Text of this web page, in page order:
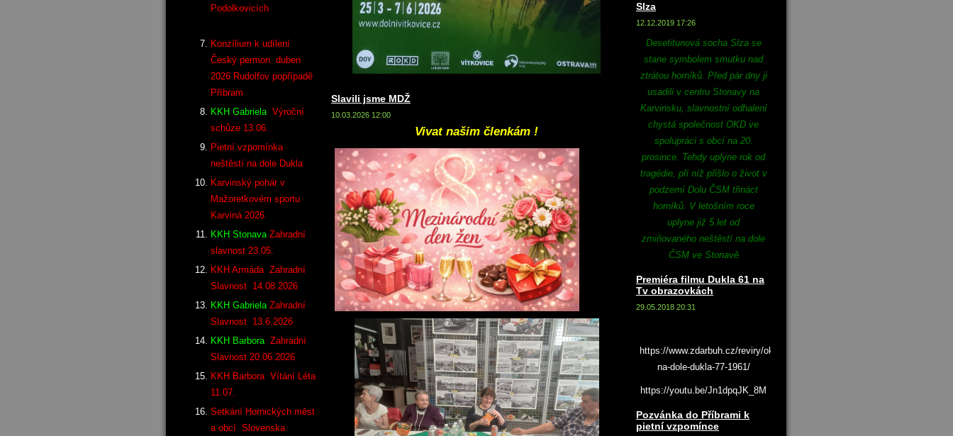
Slavili jsme MDŽ
10.03.2026 12:00
Vivat našim členkám !
Slza
12.12.2019 17:26
Desetitunová socha Slza se
stane symbolem smutku nad
ztrátou horníků. Před pár dny ji
usadili v centru Stonavy na
Karvinsku, slavnostní odhalení
chystá společnost OKD ve
spolupráci s obcí na 20.
prosince. Tehdy uplyne rok od
tragédie, při níž přišlo o život v
podzemí Dolu ČSM třináct
horníků. V letošním roce
uplyne již 5.let od
zmiňovaného neštěstí na dole
ČSM ve Stonavě
Premiéra filmu Dukla 61 na
Tv obrazovkách
29.05.2018 20:31
https://www.zdarbuh.cz/reviry/okd/katastrofa-
na-dole-dukla-77-1961/
https://youtu.be/Jn1dpqJK_8M
Pozvánka do Příbrami k
pietní vzpomínce
Podolkovicích
Konzílium k udílení
Český permon duben
2026 Rudolfov popřípadě
Příbram
KKH Gabriela Výroční
schůze 13.06.
Pietní vzpomínka
neštěstí na dole Dukla
Karvinský pohár v
Mažoretkovém sportu
Karviná 2026
KKH StonavaZahradní
slavnost 23.05.
KKH Armáda Zahradní
Slavnost 14.08.2026
KKH GabrielaZahradní
Slavnost 13.6.2026
KKH Barbora Zahradní
Slavnost 20.06.2026
KKH Barbora Vítání Léta
11.07.
Setkání Hornických měst
a obcí Slovenska